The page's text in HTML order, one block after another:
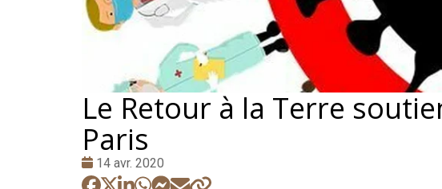
Le Retour à la Terre
Paris
Date
:
14 avr. 2020